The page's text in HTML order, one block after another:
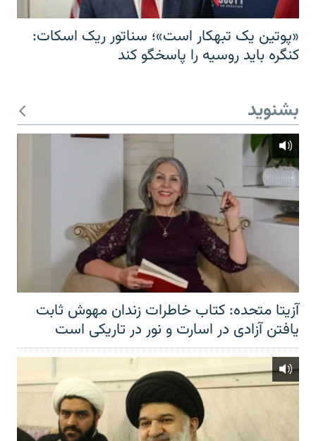
«پوتین یک تبهکار است»؛ سناتور ریک اسکات:
کنگره باید روسیه را پاسخگو کند
بشنوید
آزیتا متحده: کتاب خاطرات زندان مهوش ثابت
یافتن آزادی در اسارت و نور در تاریکی است